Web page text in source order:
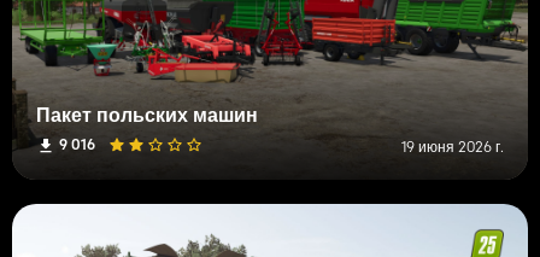
Пакет польских машин
9 016 19 июня 2026 г.